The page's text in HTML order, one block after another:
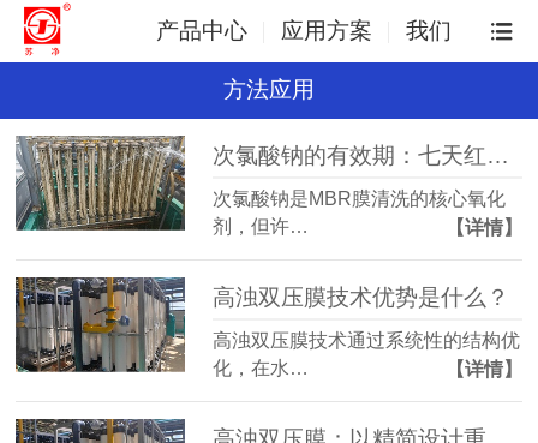
产品中心 应用方案 我们
方法应用
次氯酸钠的有效期：七天红线不可逾越
次氯酸钠是MBR膜清洗的核心氧化
剂，但许…
【详情】
高浊双压膜技术优势是什么？
高浊双压膜技术通过系统性的结构优
化，在水…
【详情】